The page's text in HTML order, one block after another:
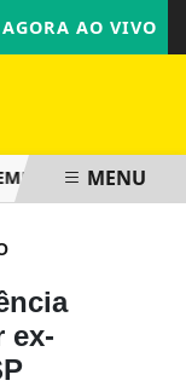
AGORA AO VIVO
- PATMENU
ex-